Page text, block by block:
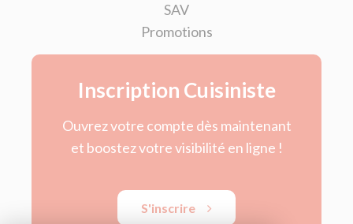
SAV
Promotions
Inscription Cuisiniste
Ouvrez votre compte dès maintenant
et boostez votre visibilité en ligne !
S'inscrire